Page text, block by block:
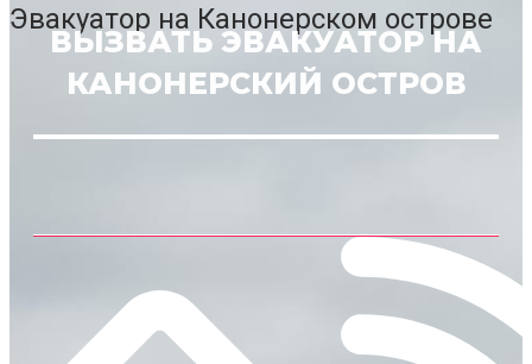
Эвакуатор на Канонерском острове
ВЫЗВАТЬ ЭВАКУАТОР НА
КАНОНЕРСКИЙ ОСТРОВ